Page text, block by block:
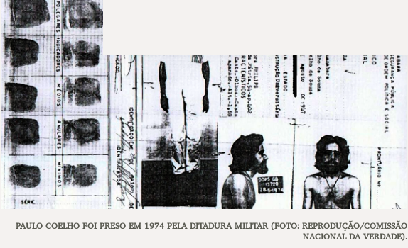
PAULO COELHO FOI PRESO EM 1974 PELA DITADURA MILITAR (FOTO: REPRODUÇÃO/COMISSÃO
NACIONAL DA VERDADE).